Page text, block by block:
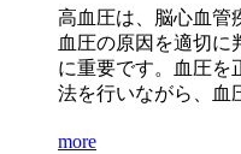
高血圧は、脳心血管
血圧の原因を適切に
に重要です。血圧を
法を行いながら、血
more